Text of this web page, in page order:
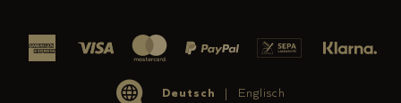
Deutsch Englisch